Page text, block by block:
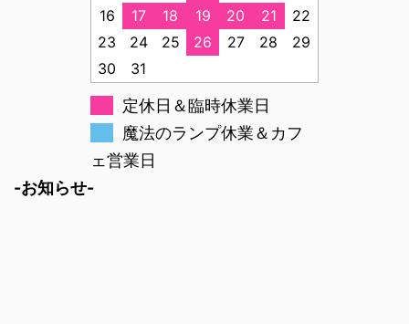
16
17 18 19 20 21
22
23
24 25 26 27 28
29
30
31
定休日＆臨時休業日
魔法のランプ休業＆カフ
ェ営業日
-お知らせ-